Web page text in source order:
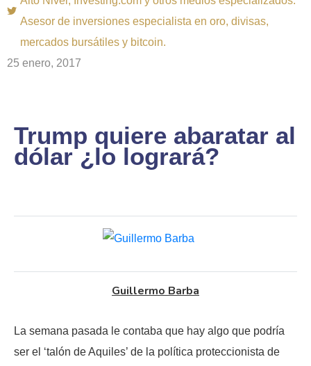
Asesor de inversiones especialista en oro, divisas,
mercados bursátiles y bitcoin.
25 enero, 2017
Trump quiere abaratar al
dólar ¿lo logrará?
Guillermo Barba
La semana pasada le contaba que hay algo que podría
ser el ‘talón de Aquiles’ de la política proteccionista de